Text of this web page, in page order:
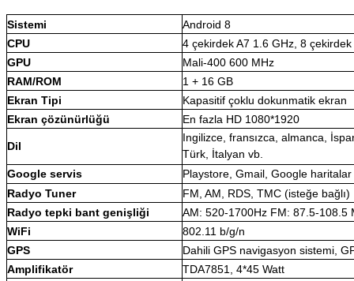
Sistemi
Android 8
CPU
4 çekirdek A7 1.6 GHz, 8
GPU
Mali-400 600 MHz
RAM/ROM
1 + 16 GB
Ekran Tipi
Kapasitif çoklu dokunmatik ekran
Ekran çözünürlüğü
En fazla HD 1080*1920
Dil
Ingilizce, fransızca, almanca,
Türk, İtalyan vb.
Google servis
Playstore, Gmail, Google haritalar
Radyo Tuner
FM, AM, RDS, TMC (isteğe bağlı)
Radyo tepki bant genişliği
AM: 520-1700Hz FM: 87.5-108.5
WiFi
802.11 b/g/n
GPS
Dahili GPS navigasyon sistemi,
Amplifikatör
TDA7851, 4*45 Watt